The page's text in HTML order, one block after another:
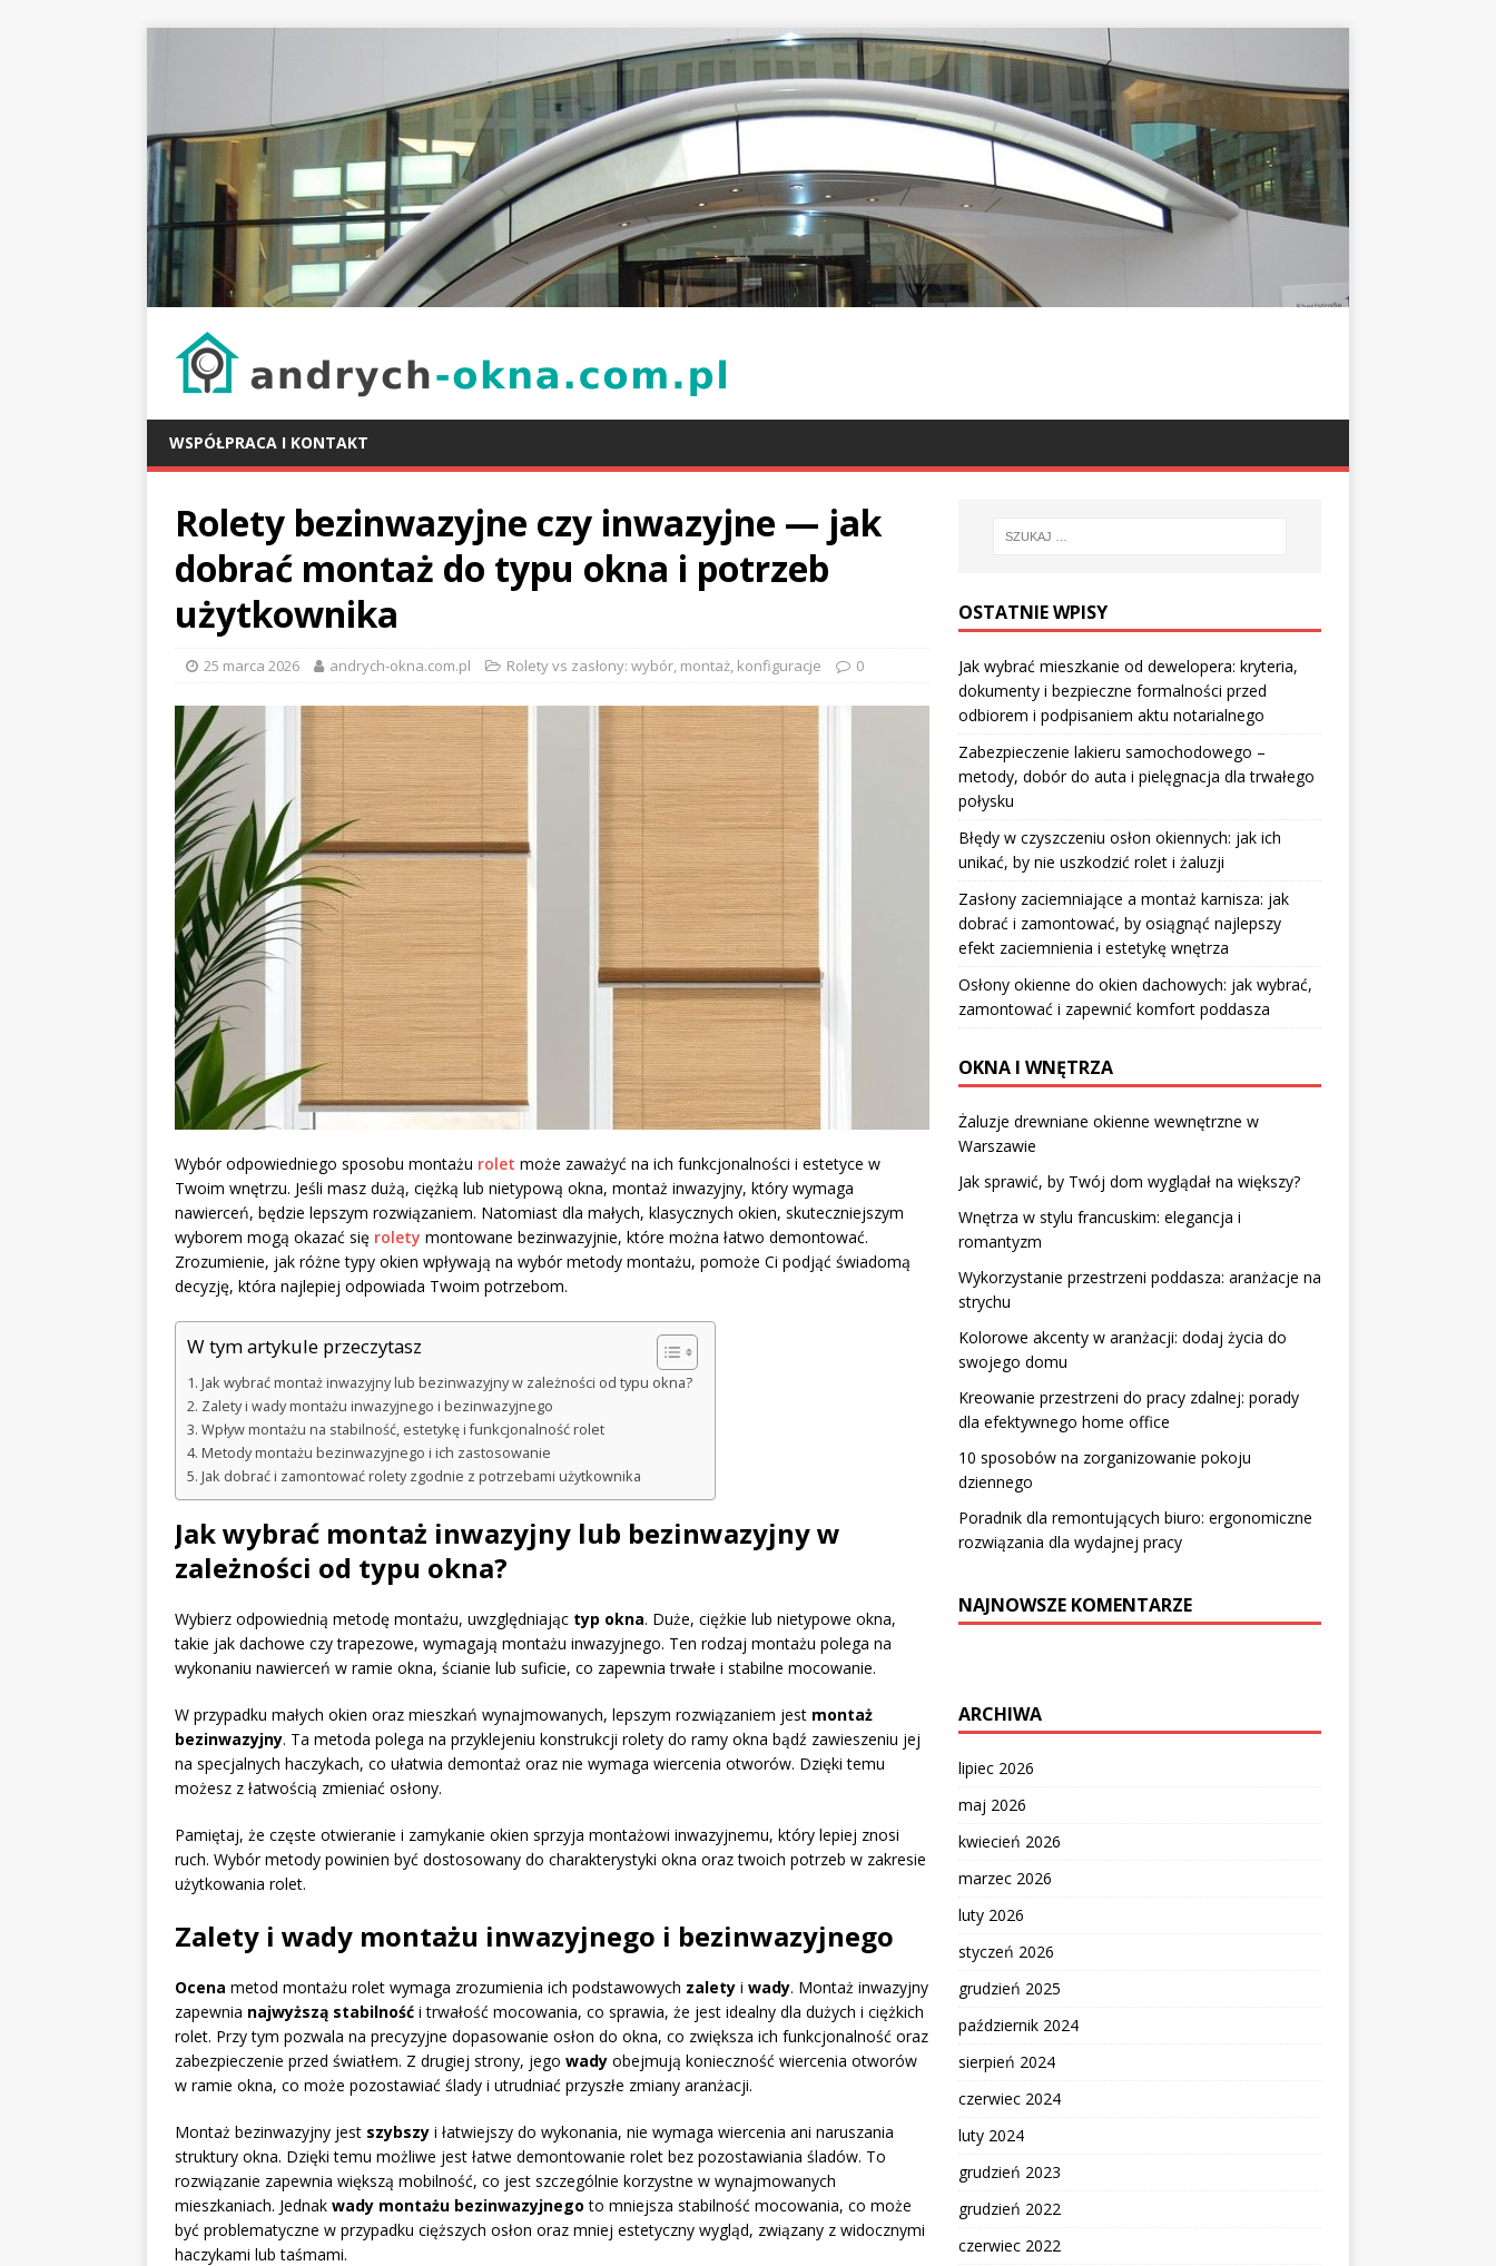
WSPÓŁPRACA I KONTAKT
Rolety bezinwazyjne czy inwazyjne — jak
dobrać montaż do typu okna i potrzeb
użytkownika
25 marca 2026 andrych-okna.com.pl Rolety vs zasłony: wybór, montaż, konfiguracje 0
Wybór odpowiedniego sposobu montażu rolet może zaważyć na ich funkcjonalności i estetyce w
Twoim wnętrzu. Jeśli masz dużą, ciężką lub nietypową okna, montaż inwazyjny, który wymaga
nawierceń, będzie lepszym rozwiązaniem. Natomiast dla małych, klasycznych okien, skuteczniejszym
wyborem mogą okazać się rolety montowane bezinwazyjnie, które można łatwo demontować.
Zrozumienie, jak różne typy okien wpływają na wybór metody montażu, pomoże Ci podjąć świadomą
decyzję, która najlepiej odpowiada Twoim potrzebom.
W tym artykule przeczytasz
Jak wybrać montaż inwazyjny lub bezinwazyjny w zależności od typu okna?
Zalety i wady montażu inwazyjnego i bezinwazyjnego
Wpływ montażu na stabilność, estetykę i funkcjonalność rolet
Metody montażu bezinwazyjnego i ich zastosowanie
Jak dobrać i zamontować rolety zgodnie z potrzebami użytkownika
Jak wybrać montaż inwazyjny lub bezinwazyjny w
zależności od typu okna?
Wybierz odpowiednią metodę montażu, uwzględniając typ okna. Duże, ciężkie lub nietypowe okna,
takie jak dachowe czy trapezowe, wymagają montażu inwazyjnego. Ten rodzaj montażu polega na
wykonaniu nawierceń w ramie okna, ścianie lub suficie, co zapewnia trwałe i stabilne mocowanie.
W przypadku małych okien oraz mieszkań wynajmowanych, lepszym rozwiązaniem jest montaż
bezinwazyjny. Ta metoda polega na przyklejeniu konstrukcji rolety do ramy okna bądź zawieszeniu jej
na specjalnych haczykach, co ułatwia demontaż oraz nie wymaga wiercenia otworów. Dzięki temu
możesz z łatwością zmieniać osłony.
Pamiętaj, że częste otwieranie i zamykanie okien sprzyja montażowi inwazyjnemu, który lepiej znosi
ruch. Wybór metody powinien być dostosowany do charakterystyki okna oraz twoich potrzeb w zakresie
użytkowania rolet.
Zalety i wady montażu inwazyjnego i bezinwazyjnego
Ocena metod montażu rolet wymaga zrozumienia ich podstawowych zalety i wady. Montaż inwazyjny
zapewnia najwyższą stabilność i trwałość mocowania, co sprawia, że jest idealny dla dużych i ciężkich
rolet. Przy tym pozwala na precyzyjne dopasowanie osłon do okna, co zwiększa ich funkcjonalność oraz
zabezpieczenie przed światłem. Z drugiej strony, jego wady obejmują konieczność wiercenia otworów
w ramie okna, co może pozostawiać ślady i utrudniać przyszłe zmiany aranżacji.
Montaż bezinwazyjny jest szybszy i łatwiejszy do wykonania, nie wymaga wiercenia ani naruszania
struktury okna. Dzięki temu możliwe jest łatwe demontowanie rolet bez pozostawiania śladów. To
rozwiązanie zapewnia większą mobilność, co jest szczególnie korzystne w wynajmowanych
mieszkaniach. Jednak wady montażu bezinwazyjnego to mniejsza stabilność mocowania, co może
być problematyczne w przypadku cięższych osłon oraz mniej estetyczny wygląd, związany z widocznymi
haczykami lub taśmami.
OSTATNIE WPISY
Jak wybrać mieszkanie od dewelopera: kryteria,
dokumenty i bezpieczne formalności przed
odbiorem i podpisaniem aktu notarialnego
Zabezpieczenie lakieru samochodowego –
metody, dobór do auta i pielęgnacja dla trwałego
połysku
Błędy w czyszczeniu osłon okiennych: jak ich
unikać, by nie uszkodzić rolet i żaluzji
Zasłony zaciemniające a montaż karnisza: jak
dobrać i zamontować, by osiągnąć najlepszy
efekt zaciemnienia i estetykę wnętrza
Osłony okienne do okien dachowych: jak wybrać,
zamontować i zapewnić komfort poddasza
OKNA I WNĘTRZA
Żaluzje drewniane okienne wewnętrzne w
Warszawie
Jak sprawić, by Twój dom wyglądał na większy?
Wnętrza w stylu francuskim: elegancja i
romantyzm
Wykorzystanie przestrzeni poddasza: aranżacje na
strychu
Kolorowe akcenty w aranżacji: dodaj życia do
swojego domu
Kreowanie przestrzeni do pracy zdalnej: porady
dla efektywnego home office
10 sposobów na zorganizowanie pokoju
dziennego
Poradnik dla remontujących biuro: ergonomiczne
rozwiązania dla wydajnej pracy
NAJNOWSZE KOMENTARZE
ARCHIWA
lipiec 2026
maj 2026
kwiecień 2026
marzec 2026
luty 2026
styczeń 2026
grudzień 2025
październik 2024
sierpień 2024
czerwiec 2024
luty 2024
grudzień 2023
grudzień 2022
czerwiec 2022